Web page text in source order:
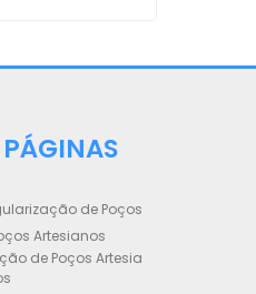
PÁGINAS
de Poços
Artesianos
de Poços Artesia